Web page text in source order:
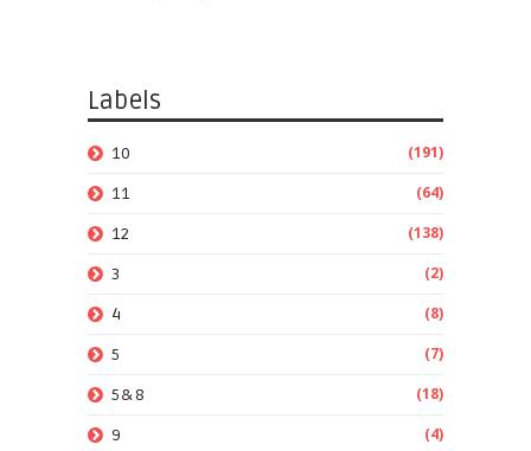
Labels
10 (191)
11 (64)
12 (138)
3 (2)
4 (8)
5 (7)
5&8 (18)
9 (4)